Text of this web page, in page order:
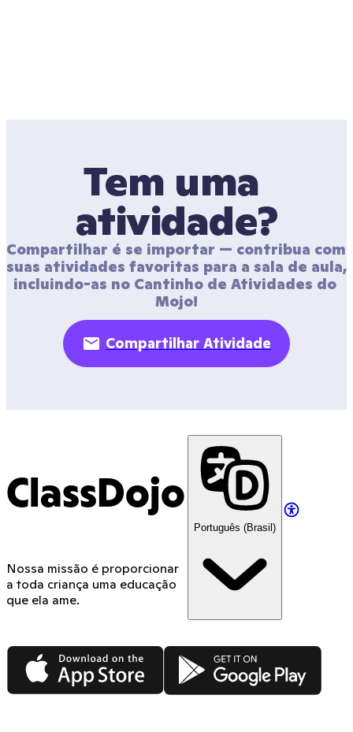
Tem uma
atividade?
Compartilhar é se importar — contribua com
suas atividades favoritas para a sala de aula,
incluindo-as no Cantinho de Atividades do
Mojo!
Compartilhar Atividade
ClassDojo
Nossa missão é proporcionar
a toda criança uma educação
que ela ame.
Português (Brasil)
App Store Google Play